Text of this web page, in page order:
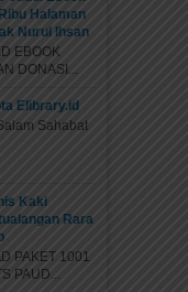
Halaman
Nurul Ihsan
EBOOK
DONASI...
Elibrary.id
Sahabat
Kaki
Rara
PAKET 1001
PAUD...